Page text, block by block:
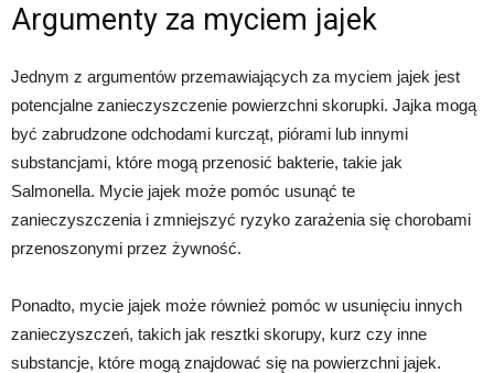
Argumenty za myciem jajek
Jednym z argumentów przemawiających za myciem jajek jest
potencjalne zanieczyszczenie powierzchni skorupki. Jajka mogą
być zabrudzone odchodami kurcząt, piórami lub innymi
substancjami, które mogą przenosić bakterie, takie jak
Salmonella. Mycie jajek może pomóc usunąć te
zanieczyszczenia i zmniejszyć ryzyko zarażenia się chorobami
przenoszonymi przez żywność.
Ponadto, mycie jajek może również pomóc w usunięciu innych
zanieczyszczeń, takich jak resztki skorupy, kurz czy inne
substancje, które mogą znajdować się na powierzchni jajek.